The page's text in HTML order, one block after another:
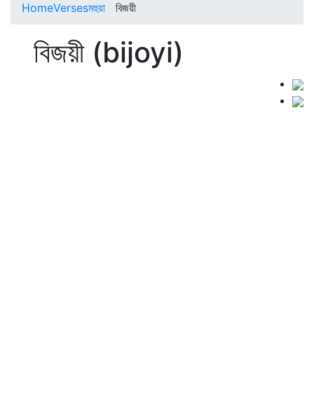
HomeVersesমহুয়া বিজয়ী
বিজয়ী (bijoyi)